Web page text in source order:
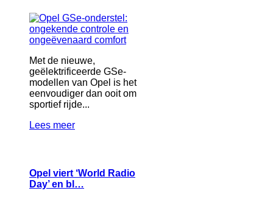
Met de nieuwe,
geëlektrificeerde GSe-
modellen van Opel is het
eenvoudiger dan ooit om
sportief rijde...
Lees meer
Opel viert ‘World Radio
Day’ en bl…